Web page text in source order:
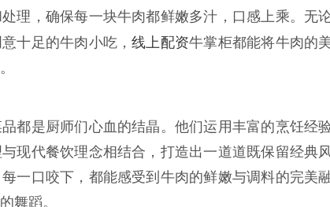
理，确保每一块牛肉都鲜嫩多汁，口感上乘。无
十足的牛肉小吃，线上配资牛掌柜都能将牛肉的
都是厨师们心血的结晶。他们运用丰富的烹饪经
现代餐饮理念相结合，打造出一道道既保留经典风
一口咬下，都能感受到牛肉的鲜嫩与调料的完美融
舞蹈。